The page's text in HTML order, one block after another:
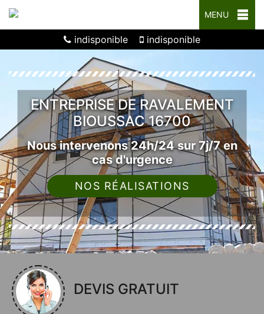
MENU
indisponible indisponible
ENTREPRISE DE RAVALEMENT
BIOUSSAC 16700
Nous intervenons 24h/24 sur 7j/7 en
cas d'urgence
NOS RÉALISATIONS
DEVIS GRATUIT